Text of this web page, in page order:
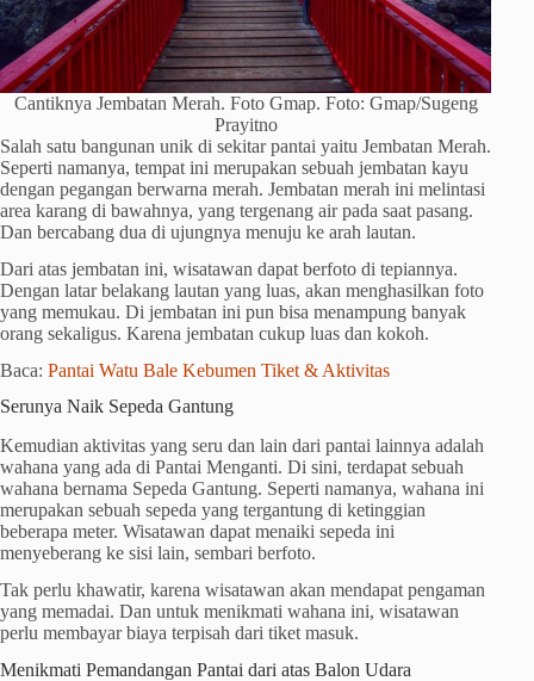
Cantiknya Jembatan Merah. Foto Gmap. Foto: Gmap/Sugeng
Prayitno
Salah satu bangunan unik di sekitar pantai yaitu Jembatan Merah.
Seperti namanya, tempat ini merupakan sebuah jembatan kayu
dengan pegangan berwarna merah. Jembatan merah ini melintasi
area karang di bawahnya, yang tergenang air pada saat pasang.
Dan bercabang dua di ujungnya menuju ke arah lautan.
Dari atas jembatan ini, wisatawan dapat berfoto di tepiannya.
Dengan latar belakang lautan yang luas, akan menghasilkan foto
yang memukau. Di jembatan ini pun bisa menampung banyak
orang sekaligus. Karena jembatan cukup luas dan kokoh.
Baca: Pantai Watu Bale Kebumen Tiket & Aktivitas
Serunya Naik Sepeda Gantung
Kemudian aktivitas yang seru dan lain dari pantai lainnya adalah
wahana yang ada di Pantai Menganti. Di sini, terdapat sebuah
wahana bernama Sepeda Gantung. Seperti namanya, wahana ini
merupakan sebuah sepeda yang tergantung di ketinggian
beberapa meter. Wisatawan dapat menaiki sepeda ini
menyeberang ke sisi lain, sembari berfoto.
Tak perlu khawatir, karena wisatawan akan mendapat pengaman
yang memadai. Dan untuk menikmati wahana ini, wisatawan
perlu membayar biaya terpisah dari tiket masuk.
Menikmati Pemandangan Pantai dari atas Balon Udara